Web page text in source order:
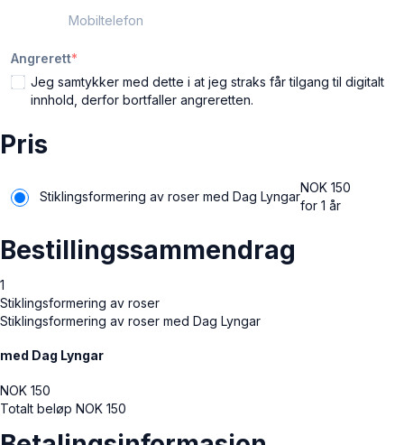
Mobiltelefon
Angrerett
Jeg samtykker med dette i at jeg straks får tilgang til digitalt
innhold, derfor bortfaller angreretten.
Pris
Stiklingsformering av roser med Dag Lyngar
NOK 150
for 1 år
Bestillingssammendrag
1
Stiklingsformering av roser
Stiklingsformering av roser med Dag Lyngar
med Dag Lyngar
NOK 150
Totalt beløp NOK 150